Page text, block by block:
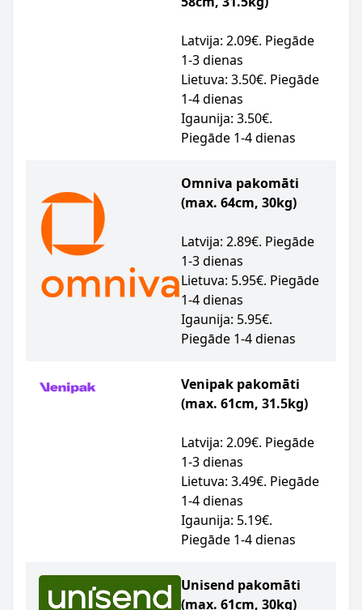
Latvija: 2.09€. Piegāde
1-3 dienas
Lietuva: 3.50€. Piegāde
1-4 dienas
Igaunija: 3.50€.
Piegāde 1-4 dienas
Omniva pakomāti
(max. 64cm, 30kg)
Latvija: 2.89€. Piegāde
1-3 dienas
Lietuva: 5.95€. Piegāde
1-4 dienas
Igaunija: 5.95€.
Piegāde 1-4 dienas
Venipak pakomāti
(max. 61cm, 31.5kg)
Latvija: 2.09€. Piegāde
1-3 dienas
Lietuva: 3.49€. Piegāde
1-4 dienas
Igaunija: 5.19€.
Piegāde 1-4 dienas
Unisend pakomāti
(max. 61cm, 30kg)